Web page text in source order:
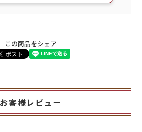
この商品をシェア
お客様レビュー